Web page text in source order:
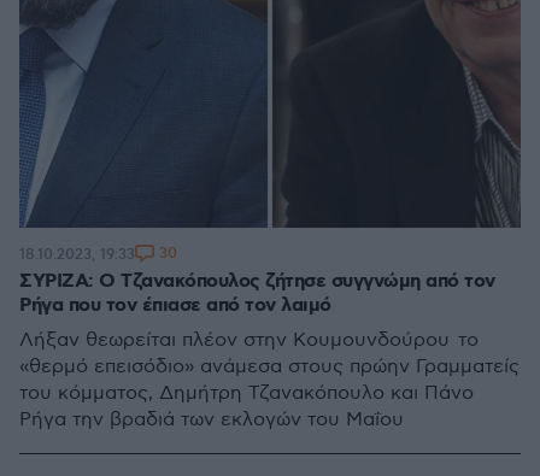
ΣΥΡΙΖΑ: Ο Τζανακόπουλος ζήτησε συγγνώμη από τον
Ρήγα που τον έπιασε από τον λαιμό
Λήξαν θεωρείται πλέον στην Κουμουνδούρου το
«θερμό επεισόδιο» ανάμεσα στους πρώην Γραμματείς
του κόμματος, Δημήτρη Τζανακόπουλο και Πάνο
Ρήγα την βραδιά των εκλογών του Μαΐου
18.10.2023, 19:33 30